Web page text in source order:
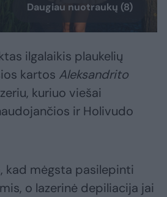
Daugiau nuotraukų (8)
ilgalaikis plaukelių
kartos Aleksandrito
kuriuo viešai
ir Holivudo
kad mėgsta pasilepinti
o lazerinė depiliacija jai